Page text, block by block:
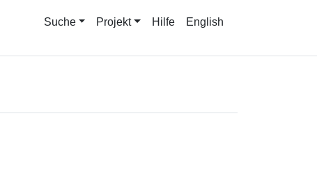
Suche Projekt Hilfe English